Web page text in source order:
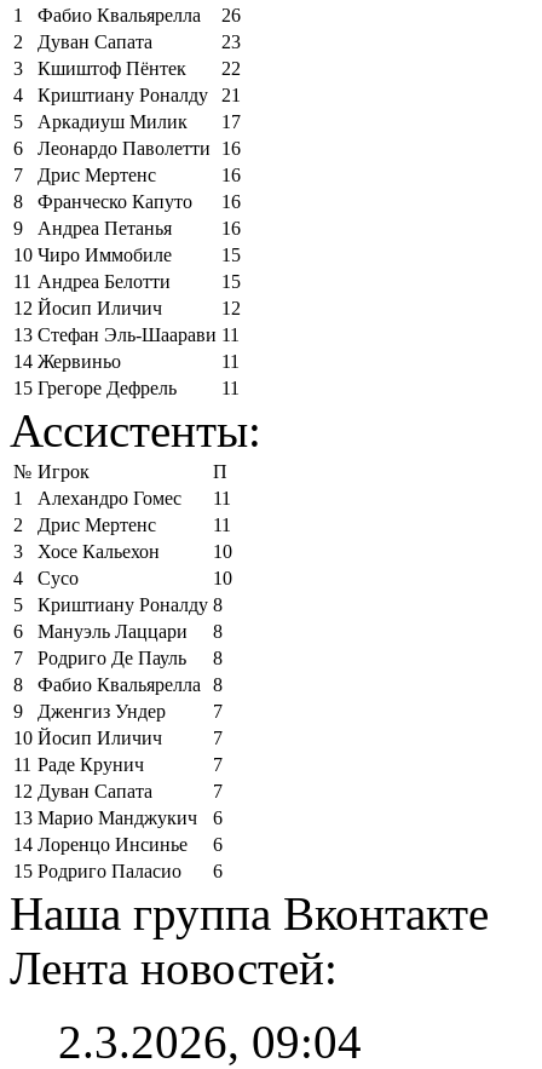
1
Фабио Квальярелла
26
2
Дуван Сапата
23
3
Кшиштоф Пёнтек
22
4
Криштиану Роналду
21
5
Аркадиуш Милик
17
6
Леонардо Паволетти
16
7
Дрис Мертенс
16
8
Франческо Капуто
16
9
Андреа Петанья
16
10 Чиро Иммобиле
15
11 Андреа Белотти
15
12 Йосип Иличич
12
13 Стефан Эль-Шаарави 11
14 Жервиньо
11
15 Грегоре Дефрель 11
Ассистенты:
№ Игрок
П
1
Алехандро Гомес
11
2
Дрис Мертенс
11
3
Хосе Кальехон
10
4
Сусо
10
5
Криштиану Роналду 8
6
Мануэль Лаццари
8
7
Родриго Де Пауль
8
8
Фабио Квальярелла
8
9
Дженгиз Ундер
7
10 Йосип Иличич
7
11 Раде Крунич
7
12 Дуван Сапата
7
13 Марио Манджукич
6
14 Лоренцо Инсинье
6
15 Родриго Паласио 6
Наша группа Вконтакте
Лента новостей:
2.3.2026, 09:04